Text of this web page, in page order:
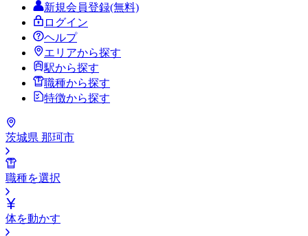
新規会員登録(無料)
ログイン
ヘルプ
エリアから探す
駅から探す
職種から探す
特徴から探す
茨城県 那珂市
職種を選択
体を動かす